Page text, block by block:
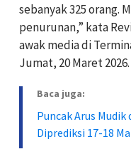
sebanyak 325 orang.
penurunan,” kata
awak media di
Jumat, 20 Maret 2026.
Baca juga:
Puncak Arus
Diprediksi 17-18